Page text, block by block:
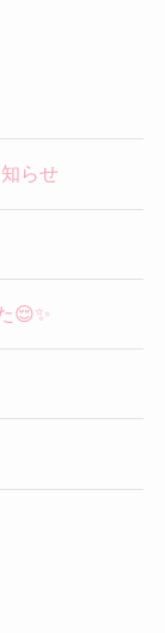
らせ
😌✨